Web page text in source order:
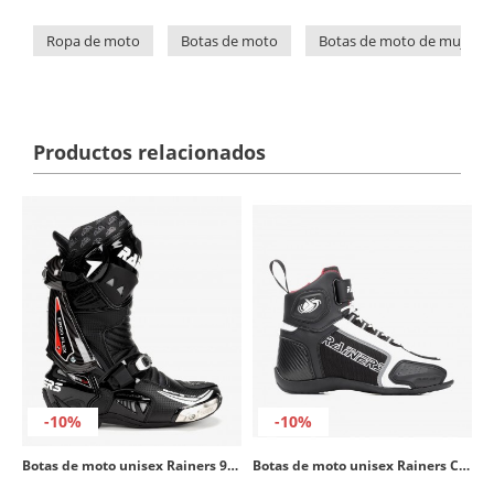
Ropa de moto Botas de moto Botas de moto de mujer
Productos relacionados
-10%
Botas de moto unisex Rainers 999 GP Carbono negro
-10%
Botas de moto unisex Rainers Cooper blanco y negro